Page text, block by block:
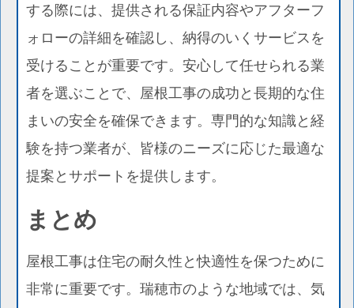
する際には、提供される保証内容やアフターフ
ォローの詳細を確認し、納得のいくサービスを
受けることが重要です。安心して任せられる業
者を選ぶことで、屋根工事の成功と長期的な住
まいの安全を確保できます。専門的な知識と経
験を持つ業者が、皆様のニーズに応じた最適な
提案とサポートを提供します。
まとめ
屋根工事は住宅の耐久性と快適性を保つために
非常に重要です。瑞穂市のような地域では、気